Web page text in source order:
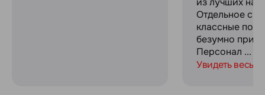
Отдельное
классные
безумно
Персонал ...
Увидеть весь